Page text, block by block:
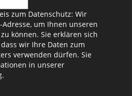
zum Datenschutz: Wir
um Ihnen unseren
können. Sie erklären sich
wir Ihre Daten zum
verwenden dürfen. Sie
in unserer
.